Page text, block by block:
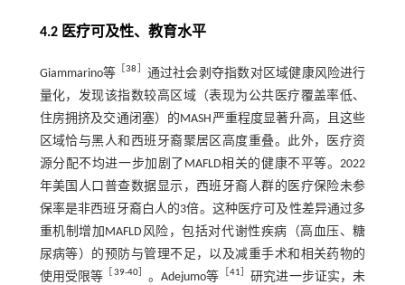
4.2 医疗可及性、教育水平
Giammarino等 ［38］ 通过社会剥夺指数对区域健康风险进行
量化，发现该指数较高区域（表现为公共医疗覆盖率低、
住房拥挤及交通闭塞）的MASH严重程度显著升高，且这些
区域恰与黑人和西班牙裔聚居区高度重叠。此外，医疗资
源分配不均进一步加剧了MAFLD相关的健康不平等。2022
年美国人口普查数据显示，西班牙裔人群的医疗保险未参
保率是非西班牙裔白人的3倍。这种医疗可及性差异通过多
重机制增加MAFLD风险，包括对代谢性疾病（高血压、糖
尿病等）的预防与管理不足，以及减重手术和相关药物的
使用受限等 ［39-40］ 。Adejumo等 ［41］研究进一步证实，未